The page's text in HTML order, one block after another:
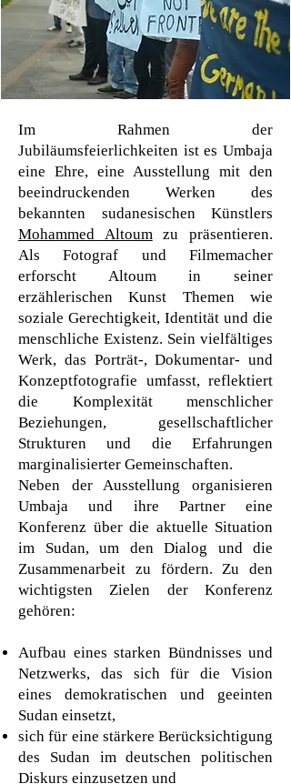
Im Rahmen der
Jubiläumsfeierlichkeiten ist es Umbaja
eine Ehre, eine Ausstellung mit den
beeindruckenden Werken des
bekannten sudanesischen Künstlers
Mohammed Altoumzu präsentieren.
Als Fotograf und Filmemacher
erforscht Altoum in seiner
erzählerischen Kunst Themen wie
soziale Gerechtigkeit, Identität und die
menschliche Existenz. Sein vielfältiges
Werk, das Porträt-, Dokumentar- und
Konzeptfotografie umfasst, reflektiert
die Komplexität menschlicher
Beziehungen, gesellschaftlicher
Strukturen und die Erfahrungen
marginalisierter Gemeinschaften.
Neben der Ausstellung organisieren
Umbaja und ihre Partner eine
Konferenz über die aktuelle Situation
im Sudan, um den Dialog und die
Zusammenarbeit zu fördern. Zu den
wichtigsten Zielen der Konferenz
gehören:
Aufbau eines starken Bündnisses und
Netzwerks, das sich für die Vision
eines demokratischen und geeinten
Sudan einsetzt,
sich für eine stärkere Berücksichtigung
des Sudan im deutschen politischen
Diskurs einzusetzen und